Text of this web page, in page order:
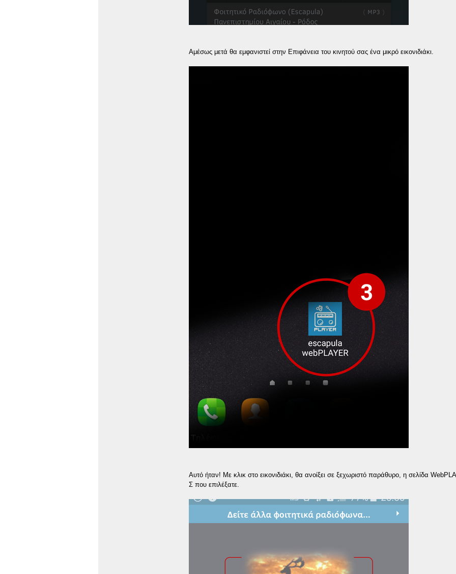
Αμέσως μετά θα εμφανιστεί στην Επιφάνεια του κινητού σας ένα μικρό εικονιδιάκι.
Αυτό ήταν! Με κλικ στο εικονιδιάκι, θα ανοίξει σε ξεχωριστό παράθυρο, η σελίδα
Σ που επιλέξατε.